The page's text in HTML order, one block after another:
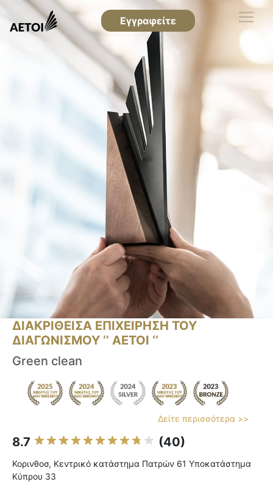
Εγγραφείτε
ΔΙΑΚΡΙΘΕΙΣΑ ΕΠΙΧΕΙΡΗΣΗ ΤΟΥ
ΔΙΑΓΩΝΙΣΜΟΥ ‘’ ΑΕΤΟΙ ‘’
Green clean
Δείτε περισσότερα >>
8.7 (40)
Κορινθοσ, Κεντρικό κατάστημα Πατρών 61 Υποκατάστημα
Κύπρου 33